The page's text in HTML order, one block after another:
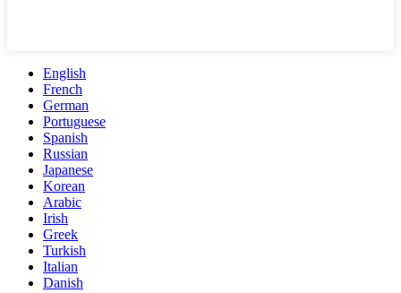
English
French
German
Portuguese
Spanish
Russian
Japanese
Korean
Arabic
Irish
Greek
Turkish
Italian
Danish